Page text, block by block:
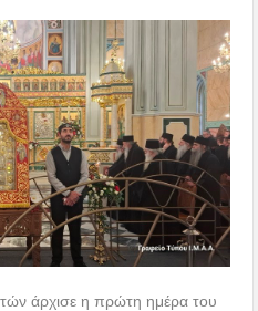
άρχισε η πρώτη ημέρα του